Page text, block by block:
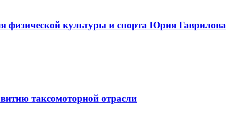
физической культуры и спорта Юрия Гаврилова
таксомоторной отрасли